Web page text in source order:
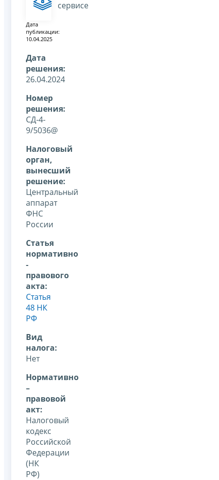
сервисе
Дата
публикации:
10.04.2025
Дата
решения:
26.04.2024
Номер
решения:
СД-4-
9/5036@
Налоговый
орган,
вынесший
решение:
Центральный
аппарат
ФНС
России
Статья
нормативно
-
правового
акта:
Статья
48 НК
РФ
Вид
налога:
Нет
Нормативно
–
правовой
акт:
Налоговый
кодекс
Российской
Федерации
(НК
РФ)